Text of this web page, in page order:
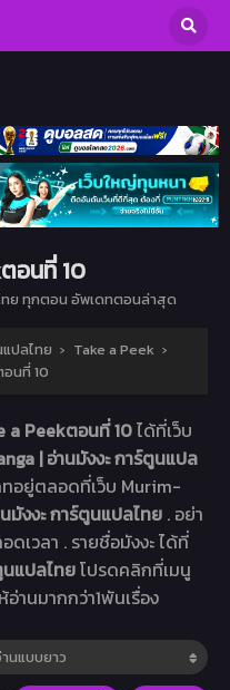
อนที่ 10
ทย ทุกตอน อัพเดทตอนล่าสุด
ปลไทย › Take a Peek ›
นที่ 10
a Peekตอนที่ 10ได้ที่เว็บ
| อ่านมังงะ การ์ตูนแปล
ทอยู่ตลอดที่เว็บ Murim-
มังงะ การ์ตูนแปลไทย . อย่า
เวลา . รายชื่อมังงะ ได้ที่
นแปลไทยโปรดคลิกที่เมนู
านมากกว่า1พันเรื่อง